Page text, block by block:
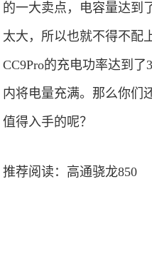
的一大卖点，电容量达到
太大，所以也就不得不配
CC9Pro的充电功率达到
内将电量充满。那么你们
值得入手的呢？
推荐阅读： 高通骁龙850